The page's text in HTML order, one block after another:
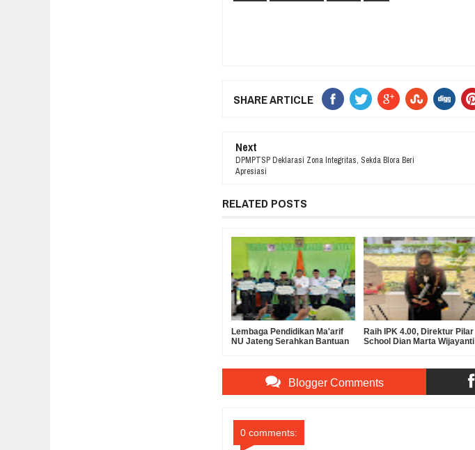
SHARE ARTICLE
Next
DPMPTSP Deklarasi Zona Integritas, Sekda Blora Beri
Apresiasi
RELATED POSTS
Lembaga Pendidikan Ma'arif
NU Jateng Serahkan Bantuan
Raih IPK 4.00, Direktur Pilar
School Dian Marta Wijayanti
Blogger Comments
0 comments: